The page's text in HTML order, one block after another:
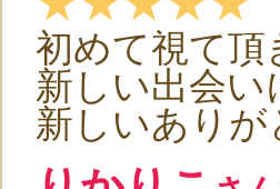
初めて視て頂
新しい出会
新しいあり